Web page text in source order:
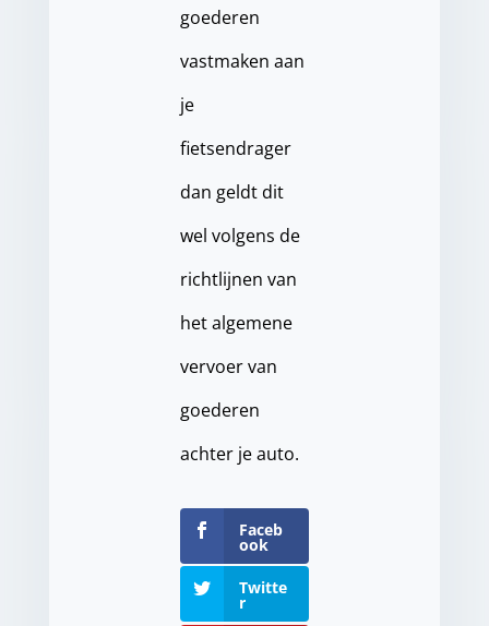
goederen
vastmaken aan
je
fietsendrager
dan geldt dit
wel volgens de
richtlijnen van
het algemene
vervoer van
goederen
achter je auto.
Faceb
ook
Twitte
r